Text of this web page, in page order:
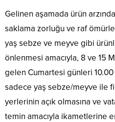
Gelinen aşamada ürün
saklama zorluğu ve raf
yaş sebze ve meyve gibi
önlenmesi amacıyla, 8 ve 15
gelen Cumartesi günleri 10.00
sadece yaş sebze/meyve ile
yerlerinin açık olmasına ve
temin amacıyla ikametlerine